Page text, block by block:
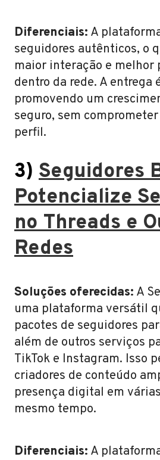
Diferenciais: A
seguidores autênticos, o
maior interação e melhor
dentro da rede. A entrega
promovendo um
seguro, sem
perfil.
3) Seguidores
Potencialize
no Threads e
Redes
Soluções oferecidas: A
uma plataforma versátil
pacotes de seguidores
além de outros serviços
TikTok e Instagram. Isso
criadores de conteúdo
presença digital em
mesmo tempo.
Diferenciais: A